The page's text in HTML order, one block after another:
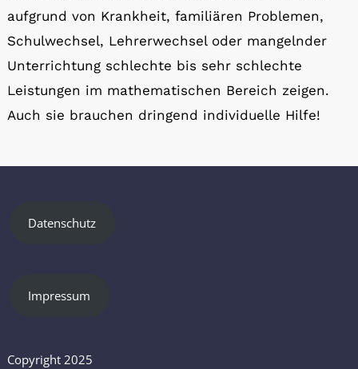
aufgrund von Krankheit, familiären Problemen,
Schulwechsel, Lehrerwechsel oder mangelnder
Unterrichtung schlechte bis sehr schlechte
Leistungen im mathematischen Bereich zeigen.
Auch sie brauchen dringend individuelle Hilfe!
Datenschutz
Impressum
Copyright 2025